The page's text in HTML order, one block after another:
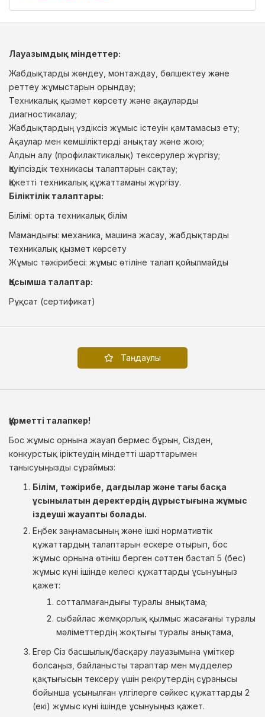
Лауазымдық міндеттер:
Жабдықтарды жөндеу, монтаждау, бөлшектеу және
реттеу жұмыстарын орындау;
Техникалық қызмет көрсету және ақауларды
диагностикалау;
Жабдықтардың үздіксіз жұмыс істеуін қамтамасыз ету;
Ақаулар мен кемшіліктерді анықтау және жою;
Алдын алу (профилактикалық) тексерулер жүргізу;
Қауіпсіздік техникасы талаптарын сақтау;
Қажетті техникалық құжаттаманы жүргізу.
Біліктілік талаптары:
Білімі: орта техникалық білім
Мамандығы: механика, машина жасау, жабдықтарды
техникалық қызмет көрсету
Жұмыс тәжірибесі: жұмыс өтіліне талап қойылмайды
Қосымша талаптар:
Рұқсат (сертификат)
Таңдаулы
Құрметті талапкер!
Бос жұмыс орнына жауап бермес бұрын, Сізден,
конкурстық іріктеудің міндетті шарттарымен
танысуыңызды сұраймыз:
Білім, тәжірибе, дағдылар және тағы басқа
ұсынылатын деректердің дұрыстығына жұмыс
іздеуші жауапты болады.
Еңбек заңнамасының және ішкі нормативтік
құжаттардың талаптарын ескере отырып, бос
жұмыс орнына өтініш берген сәттен бастап 5 (бес)
жұмыс күні ішінде келесі құжаттарды ұсынуыңыз
қажет:
сотталмағандығы туралы анықтама;
сыбайлас жемқорлық қылмыс жасағаны туралы
мәліметтердің жоқтығы туралы анықтама,
Егер Сіз басшылық/басқару лауазымына үміткер
болсаңыз, байланысты тараптар мен мүдделер
қақтығысын тексеру үшін рекрутердің сұранысы
бойынша ұсынылған үлгілерге сәйкес құжаттарды 2
(екі) жұмыс күні ішінде ұсынуыңыз қажет.